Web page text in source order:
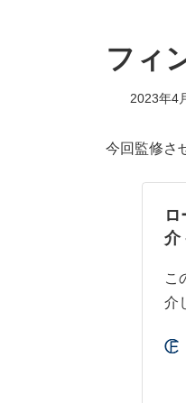
フィ
2023年4
今回監修さ
介
こ
介